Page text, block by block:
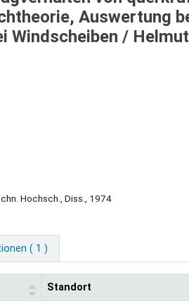
Auswertung
Windscheiben /
Hochsch., Diss., 1974
( 1 )
Standort